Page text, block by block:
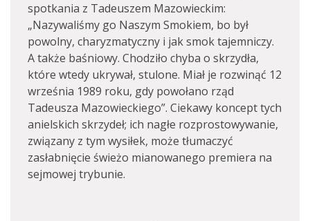
spotkania z Tadeuszem Mazowieckim:
„Nazywaliśmy go Naszym Smokiem, bo był
powolny, charyzmatyczny i jak smok tajemniczy.
A także baśniowy. Chodziło chyba o skrzydła,
które wtedy ukrywał, stulone. Miał je rozwinąć 12
września 1989 roku, gdy powołano rząd
Tadeusza Mazowieckiego”. Ciekawy koncept tych
anielskich skrzydeł; ich nagłe rozprostowywanie,
związany z tym wysiłek, może tłumaczyć
zasłabnięcie świeżo mianowanego premiera na
sejmowej trybunie.